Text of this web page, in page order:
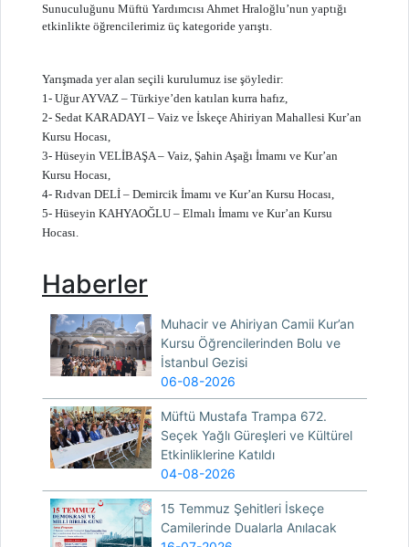
Sunuculuğunu Müftü Yardımcısı Ahmet Hraloğlu’nun yaptığı
etkinlikte öğrencilerimiz üç kategoride yarıştı.
Yarışmada yer alan seçili kurulumuz ise şöyledir:
1- Uğur AYVAZ – Türkiye’den katılan kurra hafız,
2- Sedat KARADAYI – Vaiz ve İskeçe Ahiriyan Mahallesi Kur’an
Kursu Hocası,
3- Hüseyin VELİBAŞA – Vaiz, Şahin Aşağı İmamı ve Kur’an
Kursu Hocası,
4- Rıdvan DELİ – Demircik İmamı ve Kur’an Kursu Hocası,
5- Hüseyin KAHYAOĞLU – Elmalı İmamı ve Kur’an Kursu
Hocası.
Haberler
Muhacir ve Ahiriyan Camii Kur’an
Kursu Öğrencilerinden Bolu ve
İstanbul Gezisi
06-08-2026
Müftü Mustafa Trampa 672.
Seçek Yağlı Güreşleri ve Kültürel
Etkinliklerine Katıldı
04-08-2026
15 Temmuz Şehitleri İskeçe
Camilerinde Dualarla Anılacak